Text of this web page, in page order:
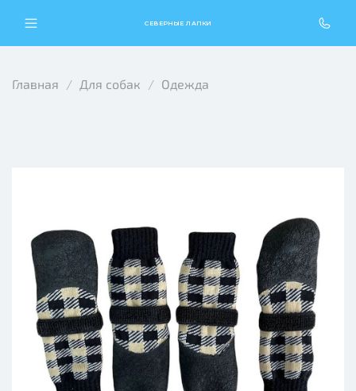
СЕВЕРНЫЕ ЛАПКИ
Главная Для собак Одежда